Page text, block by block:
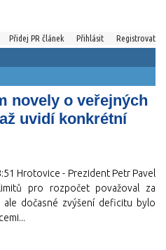
Přidej PR článek Přihlásit Registrovat
novely o veřejných
uvidí konkrétní
Hrotovice - Prezident Petr Pavel
pro rozpočet považoval za
dočasné zvýšení deficitu bylo